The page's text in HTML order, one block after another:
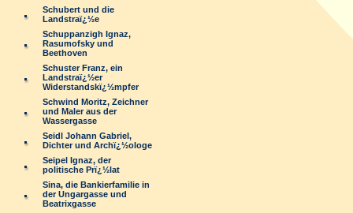
Schubert und die
Landstraï¿½e
Schuppanzigh Ignaz,
Rasumofsky und
Beethoven
Schuster Franz, ein
Landstraï¿½er
Widerstandskï¿½mpfer
Schwind Moritz, Zeichner
und Maler aus der
Wassergasse
Seidl Johann Gabriel,
Dichter und Archï¿½ologe
Seipel Ignaz, der
politische Prï¿½lat
Sina, die Bankierfamilie in
der Ungargasse und
Beatrixgasse